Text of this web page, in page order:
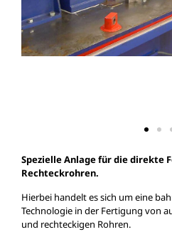
Spezielle Anlage für die direkte
Rechteckrohren.
Hierbei handelt es sich um eine
Technologie in der Fertigung von
und rechteckigen Rohren.